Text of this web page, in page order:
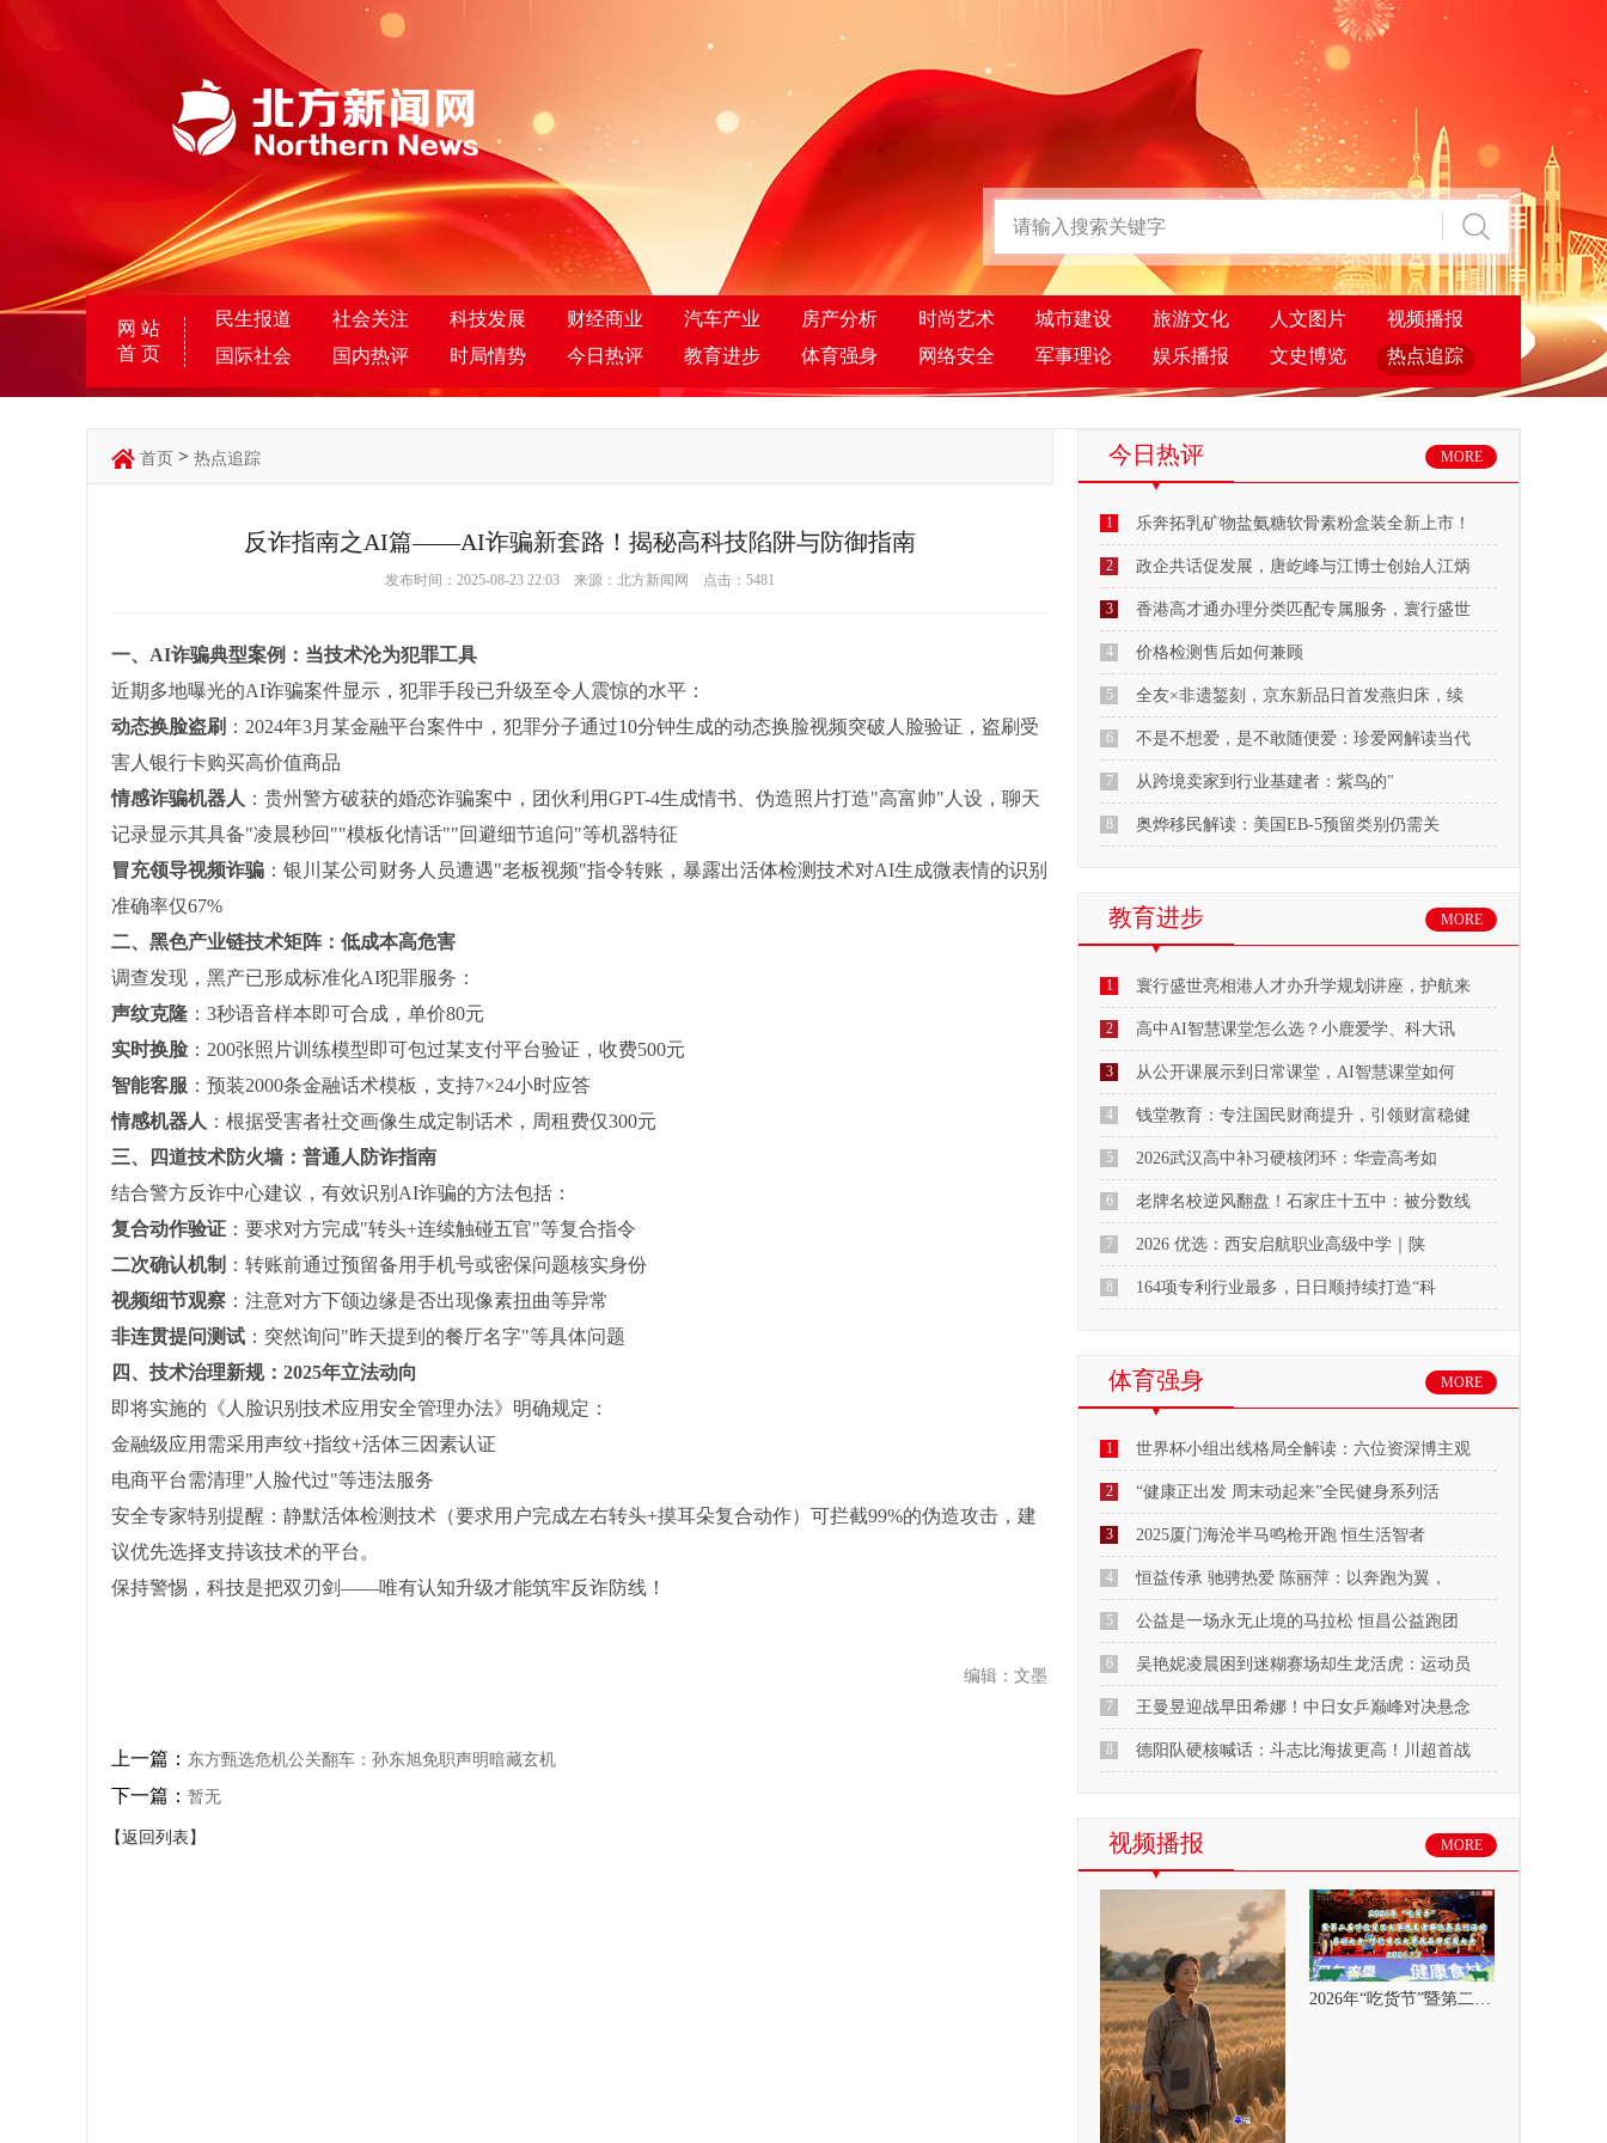
网 站
首 页
民生报道 社会关注 科技发展 财经商业 汽车产业 房产分析 时尚艺术 城市建设 旅游文化 人文图片
视频播报
国际社会
国内热评 时局情势 今日热评 教育进步 体育强身 网络安全 军事理论 娱乐播报 文史博览 热点追踪
首页 > 热点追踪
反诈指南之AI篇——AI诈骗新套路！揭秘高科技陷阱与防御指南
发布时间：2025-08-23 22:03 来源：北方新闻网 点击： 5481
一、AI诈骗典型案例：当技术沦为犯罪工具
近期多地曝光的AI诈骗案件显示，犯罪手段已升级至令人震惊的水平：
动态换脸盗刷 ：2024年3月某金融平台案件中，犯罪分子通过10分钟生成的动态换脸视频突破人脸验证，盗刷受
害人银行卡购买高价值商品
情感诈骗机器人 ：贵州警方破获的婚恋诈骗案中，团伙利用GPT-4生成情书、伪造照片打造"高富帅"人设，聊天
记录显示其具备"凌晨秒回""模板化情话""回避细节追问"等机器特征
冒充领导视频诈骗 ：银川某公司财务人员遭遇"老板视频"指令转账，暴露出活体检测技术对AI生成微表情的识别
准确率仅67%
二、黑色产业链技术矩阵：低成本高危害
调查发现，黑产已形成标准化AI犯罪服务：
声纹克隆 ：3秒语音样本即可合成，单价80元
实时换脸 ：200张照片训练模型即可包过某支付平台验证，收费500元
智能客服 ：预装2000条金融话术模板，支持7×24小时应答
情感机器人 ：根据受害者社交画像生成定制话术，周租费仅300元
三、四道技术防火墙：普通人防诈指南
结合警方反诈中心建议，有效识别AI诈骗的方法包括：
复合动作验证 ：要求对方完成"转头+连续触碰五官"等复合指令
二次确认机制 ：转账前通过预留备用手机号或密保问题核实身份
视频细节观察 ：注意对方下颌边缘是否出现像素扭曲等异常
非连贯提问测试 ：突然询问"昨天提到的餐厅名字"等具体问题
四、技术治理新规：2025年立法动向
即将实施的《人脸识别技术应用安全管理办法》明确规定：
金融级应用需采用声纹+指纹+活体三因素认证
电商平台需清理"人脸代过"等违法服务
安全专家特别提醒：静默活体检测技术（要求用户完成左右转头+摸耳朵复合动作）可拦截99%的伪造攻击，建
议优先选择支持该技术的平台。
保持警惕，科技是把双刃剑——唯有认知升级才能筑牢反诈防线！
编辑：文墨
上一篇： 东方甄选危机公关翻车：孙东旭免职声明暗藏玄机
下一篇： 暂无
【返回列表】
今日热评 MORE
1 乐奔拓乳矿物盐氨糖软骨素粉盒装全新上市！
2 政企共话促发展，唐屹峰与江博士创始人江炳
3 香港高才通办理分类匹配专属服务，寰行盛世
4 价格检测售后如何兼顾
5 全友×非遗錾刻，京东新品日首发燕归床，续
6 不是不想爱，是不敢随便爱：珍爱网解读当代
7 从跨境卖家到行业基建者：紫鸟的"
8 奥烨移民解读：美国EB-5预留类别仍需关
教育进步 MORE
1 寰行盛世亮相港人才办升学规划讲座，护航来
2 高中AI智慧课堂怎么选？小鹿爱学、科大讯
3 从公开课展示到日常课堂，AI智慧课堂如何
4 钱堂教育：专注国民财商提升，引领财富稳健
5 2026武汉高中补习硬核闭环：华壹高考如
6 老牌名校逆风翻盘！石家庄十五中：被分数线
7 2026 优选：西安启航职业高级中学｜陕
8 164项专利行业最多，日日顺持续打造“科
体育强身 MORE
1 世界杯小组出线格局全解读：六位资深博主观
2 “健康正出发 周末动起来”全民健身系列活
3 2025厦门海沧半马鸣枪开跑 恒生活智者
4 恒益传承 驰骋热爱 陈丽萍：以奔跑为翼，
5 公益是一场永无止境的马拉松 恒昌公益跑团
6 吴艳妮凌晨困到迷糊赛场却生龙活虎：运动员
7 王曼昱迎战早田希娜！中日女乒巅峰对决悬念
8 德阳队硬核喊话：斗志比海拔更高！川超首战
视频播报 MORE
2026年“吃货节”暨第二届呼伦贝尔大草